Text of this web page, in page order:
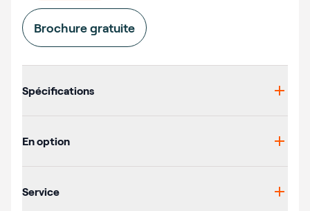
Brochure gratuite
Spécifications
En option
Service